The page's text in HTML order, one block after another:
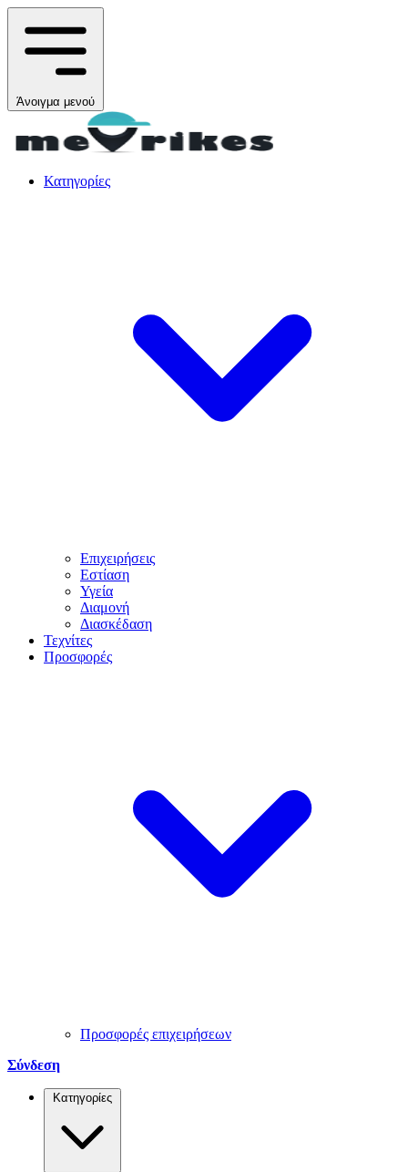
Άνοιγμα μενού
Κατηγορίες
Επιχειρήσεις
Εστίαση
Υγεία
Διαμονή
Διασκέδαση
Τεχνίτες
Προσφορές
Προσφορές επιχειρήσεων
Σύνδεση
Κατηγορίες